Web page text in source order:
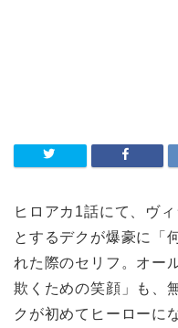
ヒロアカ1話にて、ヴ
とするデクが爆豪に「
れた際のセリフ。オー
欺くための笑顔」も、
クが初めてヒーローに